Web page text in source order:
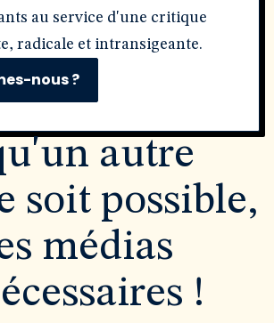
au service d'une critique
radicale et intransigeante.
nous ?
autre
soit possible,
médias
!